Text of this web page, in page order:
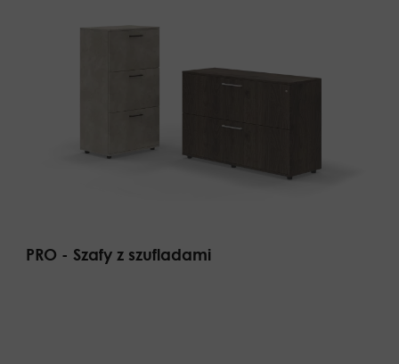
PRO - Szafy z szufladami